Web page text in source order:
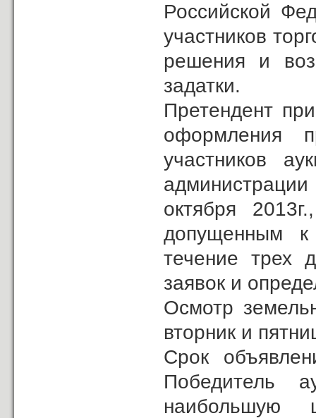
Российской
участников
решения и
задатки.
Претендент
оформления
участников
октября
допущенным
течение трех
заявок и
Осмотр
вторник и
Cрок
Победитель
наибольшую